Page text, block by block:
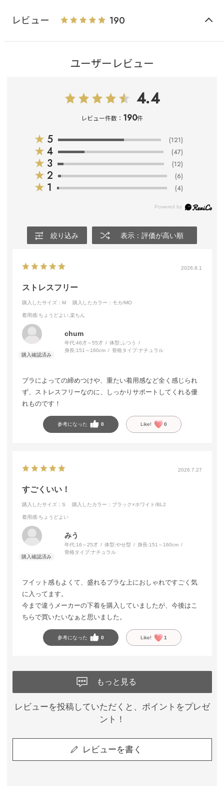
レビュー 190
ユーザーレビュー
4.4
レビュー件数： 190件
★ 5 (121)
★ 4 (47)
★ 3 (12)
★ 2 (6)
★ 1 (4)
絞り込み 表示：評価が高い順
2026.8.1
ストレスフリー
購入したサイズ：M 購入したカラー：モカ/MO
着用感:ちょうどよい,楽ちん
chum
年代:46才～55才 体型: ふつう
身長:151～160cm 骨格タイプ:ナチュラル
ブラによっての締めつけや、重たい着用感など全く感じられ
ず、ストレスフリーなのに、しっかりサポートしてくれる優
れものです！
参考になった 0 Like! 0
2026.7.27
すごくいい！
購入したサイズ：S 購入したカラー：ブラック×ホワイト/BL2
着用感:ちょうどよい
みう
年代:16～25才 体型:やせ型 身長:151～160cm
骨格タイプ:ナチュラル
フイット感もよくて、盛れるブラな上におしゃれですごく気
に入ってます。
今まで違うメーカーの下着を購入していましたが、今後はこ
ちらで買いたいなぁと思いました。
参考になった 0 Like! 1
もっと見る
レビューを投稿していただくと、ポイントをプレゼ
ント！
レビューを書く